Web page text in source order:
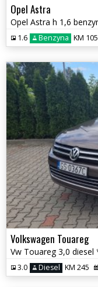
Opel Astra
1.6 Benzyna KM 105
Volkswagen Touareg
3.0 Diesel KM 245